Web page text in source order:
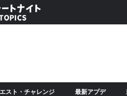
スト・チャレンジ 最新アプデ